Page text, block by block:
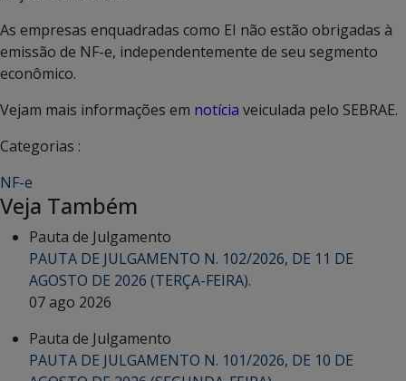
As empresas enquadradas como EI não estão obrigadas à
emissão de NF-e, independentemente de seu segmento
econômico.
Vejam mais informações em notícia veiculada pelo SEBRAE.
Categorias :
NF-e
Veja Também
Pauta de Julgamento
PAUTA DE JULGAMENTO N. 102/2026, DE 11 DE
AGOSTO DE 2026 (TERÇA-FEIRA).
07 ago 2026
Pauta de Julgamento
PAUTA DE JULGAMENTO N. 101/2026, DE 10 DE